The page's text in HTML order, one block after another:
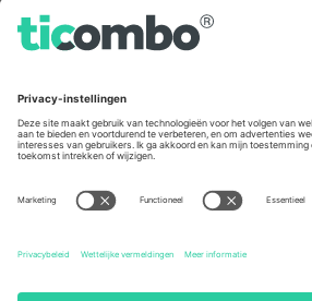
Regus Sofia City West, bul
Totleben 53-55, 1606 Sofia,
UAE
Mexico
Av Chapultepec 360, Roma
Norte, Cuauhtémoc, 06700
Ciudad de México, CDMX,
Mexico
De juridische entiteit van de aanbieder van
domein. Kijk voor meer informatie op de